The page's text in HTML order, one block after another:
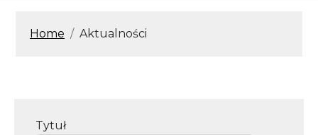
ŚCIEŻKA NAWIGACYJNA
Home Aktualności
Tytuł